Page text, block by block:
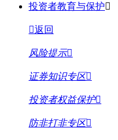
投资者教育与保护
返回
风险提示
证券知识专区
投资者权益保护
防非打非专区